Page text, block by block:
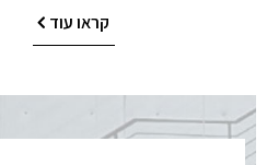
קראו עוד